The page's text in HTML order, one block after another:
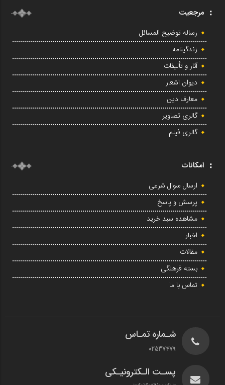
مرجعیت
رساله توضیح المسائل
زندگینامه
آثار و تألیفات
دیوان اشعار
معارف دین
گالری تصاویر
گالری فیلم
امکانات
ارسال سوال شرعی
پرسش و پاسخ
مشاهده سبد خرید
اخبار
مقالات
بسته فرهنگی
تماس با ما
شـماره تمـاس
02537479
پسـت الـکترونیـکی